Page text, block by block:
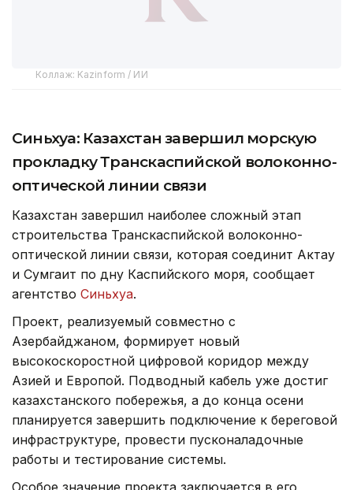
Коллаж: Kazinform / ИИ
Синьхуа: Казахстан завершил морскую
прокладку Транскаспийской волоконно-
оптической линии связи
Казахстан завершил наиболее сложный этап
строительства Транскаспийской волоконно-
оптической линии связи, которая соединит Актау
и Сумгаит по дну Каспийского моря, сообщает
агентство Синьхуа.
Проект, реализуемый совместно с
Азербайджаном, формирует новый
высокоскоростной цифровой коридор между
Азией и Европой. Подводный кабель уже достиг
казахстанского побережья, а до конца осени
планируется завершить подключение к береговой
инфраструктуре, провести пусконаладочные
работы и тестирование системы.